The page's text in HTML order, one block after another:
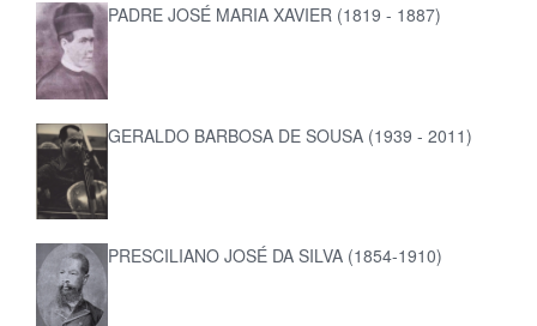
PADRE JOSÉ MARIA XAVIER (1819 - 1887)
GERALDO BARBOSA DE SOUSA (1939 - 2011)
PRESCILIANO JOSÉ DA SILVA (1854-1910)